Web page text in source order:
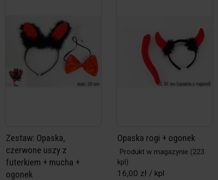
Zestaw: Opaska,
czerwone uszy z
futerkiem + mucha +
ogonek
Opaska rogi + ogonek
Produkt w magazynie (223
kpl)
16,00 zł / kpl